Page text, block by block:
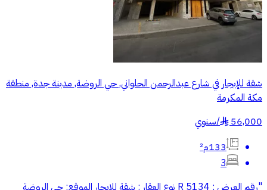
شقة للإيجار في شارع عبدالرحمن الحلواني, حي الروضة, مدينة جدة, منطقة
مكة المكرمة
56,000
§
/سنوي
133م²
3
"رقم العرض : R 5134 نوع العقار : شقة للايجار الموقع: حي الروضة